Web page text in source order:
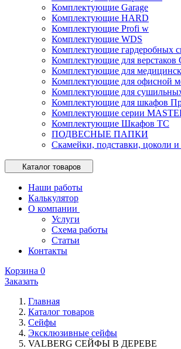
Комплектующие Garage
Комплектующие HARD
Комплектующие Profi w
Комплектующие WDS
Комплектующие гардеробных
Комплектующие для верстаков
Комплектующие для
Комплектующие для офисной
Комплектующие для
Комплектующие для шкафов
Комплектующие серии
Комплектующие Шкафов ТС
ПОДВЕСНЫЕ ПАПКИ
Скамейки, подставки, цоколи
Каталог товаров
Наши работы
Калькулятор
О компании
Услуги
Схема работы
Статьи
Контакты
Корзина 0
Заказать
Главная
Каталог товаров
Сейфы
Эксклюзивные сейфы
VALBERG СЕЙФЫ В ДЕРЕВЕ